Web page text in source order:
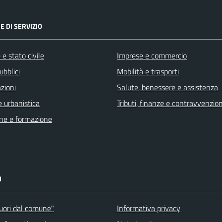
DI SERVIZIO
e stato civile
urbanistica
e formazione
Imprese e commercio
Mobilità e trasporti
Salute, benessere e assistenza
Tributi, finanze e
dal comune"
Informativa privacy